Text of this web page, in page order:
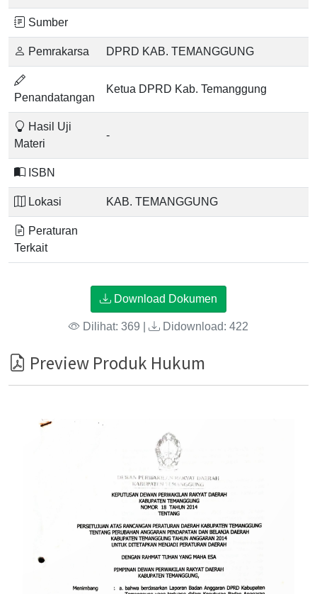
Sumber
Pemrakarsa DPRD KAB. TEMANGGUNG
Penandatangan
Ketua DPRD Kab. Temanggung
Hasil Uji
Materi
-
ISBN
Lokasi KAB. TEMANGGUNG
Peraturan
Terkait
Download Dokumen
Dilihat: 369 | Didownload: 422
Preview Produk Hukum